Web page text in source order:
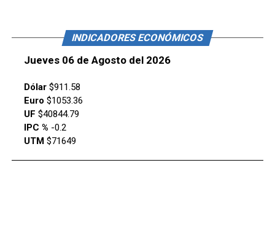
INDICADORES ECONÓMICOS
Jueves 06 de Agosto del 2026
Dólar$911.58
Euro $1053.36
UF $40844.79
IPC % -0.2
UTM$71649